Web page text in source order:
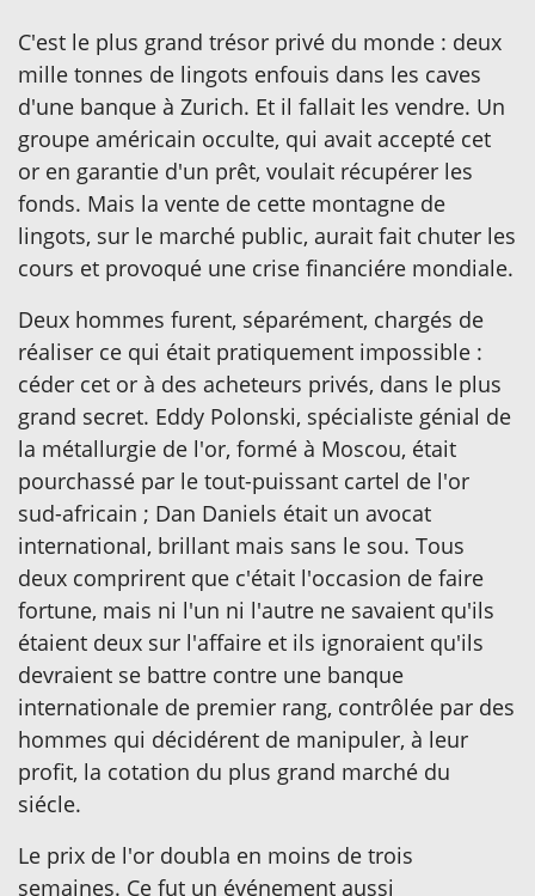
C'est le plus grand trésor privé du monde : deux
mille tonnes de lingots enfouis dans les caves
d'une banque à Zurich. Et il fallait les vendre. Un
groupe américain occulte, qui avait accepté cet
or en garantie d'un prêt, voulait récupérer les
fonds. Mais la vente de cette montagne de
lingots, sur le marché public, aurait fait chuter les
cours et provoqué une crise financiére mondiale.
Deux hommes furent, séparément, chargés de
réaliser ce qui était pratiquement impossible :
céder cet or à des acheteurs privés, dans le plus
grand secret. Eddy Polonski, spécialiste génial de
la métallurgie de l'or, formé à Moscou, était
pourchassé par le tout-puissant cartel de l'or
sud-africain ; Dan Daniels était un avocat
international, brillant mais sans le sou. Tous
deux comprirent que c'était l'occasion de faire
fortune, mais ni l'un ni l'autre ne savaient qu'ils
étaient deux sur l'affaire et ils ignoraient qu'ils
devraient se battre contre une banque
internationale de premier rang, contrôlée par des
hommes qui décidérent de manipuler, à leur
profit, la cotation du plus grand marché du
siécle.
Le prix de l'or doubla en moins de trois
semaines. Ce fut un événement aussi